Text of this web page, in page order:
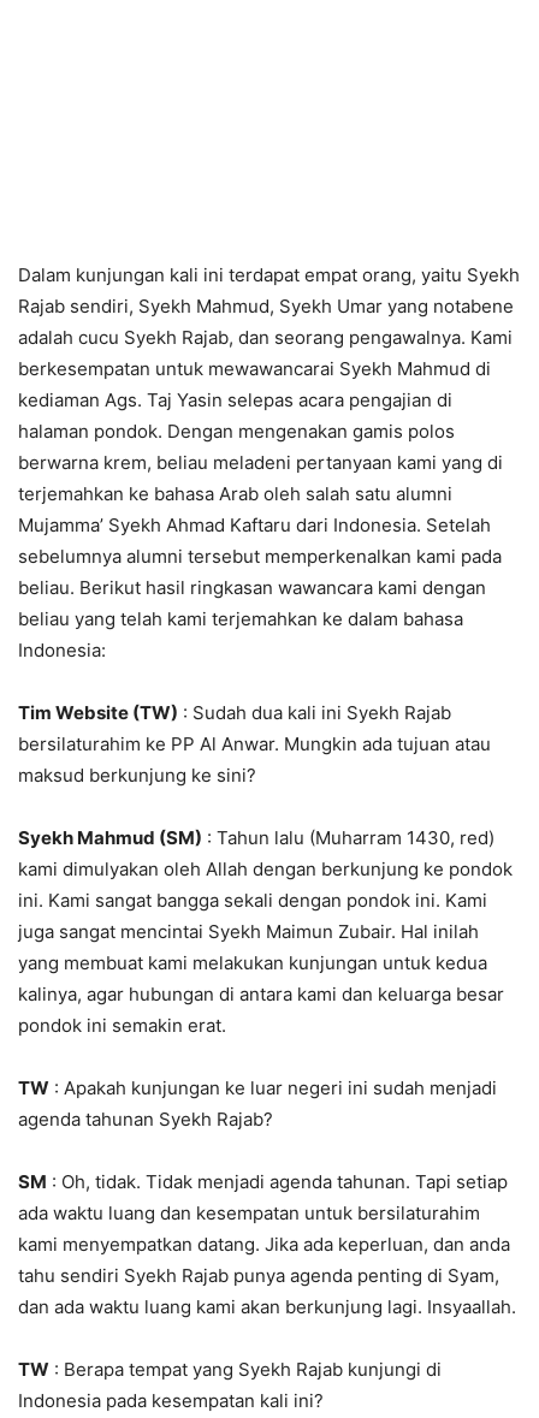
Dalam kunjungan kali ini terdapat empat orang, yaitu Syekh
Rajab sendiri, Syekh Mahmud, Syekh Umar yang notabene
adalah cucu Syekh Rajab, dan seorang pengawalnya. Kami
berkesempatan untuk mewawancarai Syekh Mahmud di
kediaman Ags. Taj Yasin selepas acara pengajian di
halaman pondok. Dengan mengenakan gamis polos
berwarna krem, beliau meladeni pertanyaan kami yang di
terjemahkan ke bahasa Arab oleh salah satu alumni
Mujamma’ Syekh Ahmad Kaftaru dari Indonesia. Setelah
sebelumnya alumni tersebut memperkenalkan kami pada
beliau. Berikut hasil ringkasan wawancara kami dengan
beliau yang telah kami terjemahkan ke dalam bahasa
Indonesia:
Tim Website (TW) : Sudah dua kali ini Syekh Rajab
bersilaturahim ke PP Al Anwar. Mungkin ada tujuan atau
maksud berkunjung ke sini?
Syekh Mahmud (SM) : Tahun lalu (Muharram 1430, red)
kami dimulyakan oleh Allah dengan berkunjung ke pondok
ini. Kami sangat bangga sekali dengan pondok ini. Kami
juga sangat mencintai Syekh Maimun Zubair. Hal inilah
yang membuat kami melakukan kunjungan untuk kedua
kalinya, agar hubungan di antara kami dan keluarga besar
pondok ini semakin erat.
TW : Apakah kunjungan ke luar negeri ini sudah menjadi
agenda tahunan Syekh Rajab?
SM : Oh, tidak. Tidak menjadi agenda tahunan. Tapi setiap
ada waktu luang dan kesempatan untuk bersilaturahim
kami menyempatkan datang. Jika ada keperluan, dan anda
tahu sendiri Syekh Rajab punya agenda penting di Syam,
dan ada waktu luang kami akan berkunjung lagi. Insyaallah.
TW : Berapa tempat yang Syekh Rajab kunjungi di
Indonesia pada kesempatan kali ini?